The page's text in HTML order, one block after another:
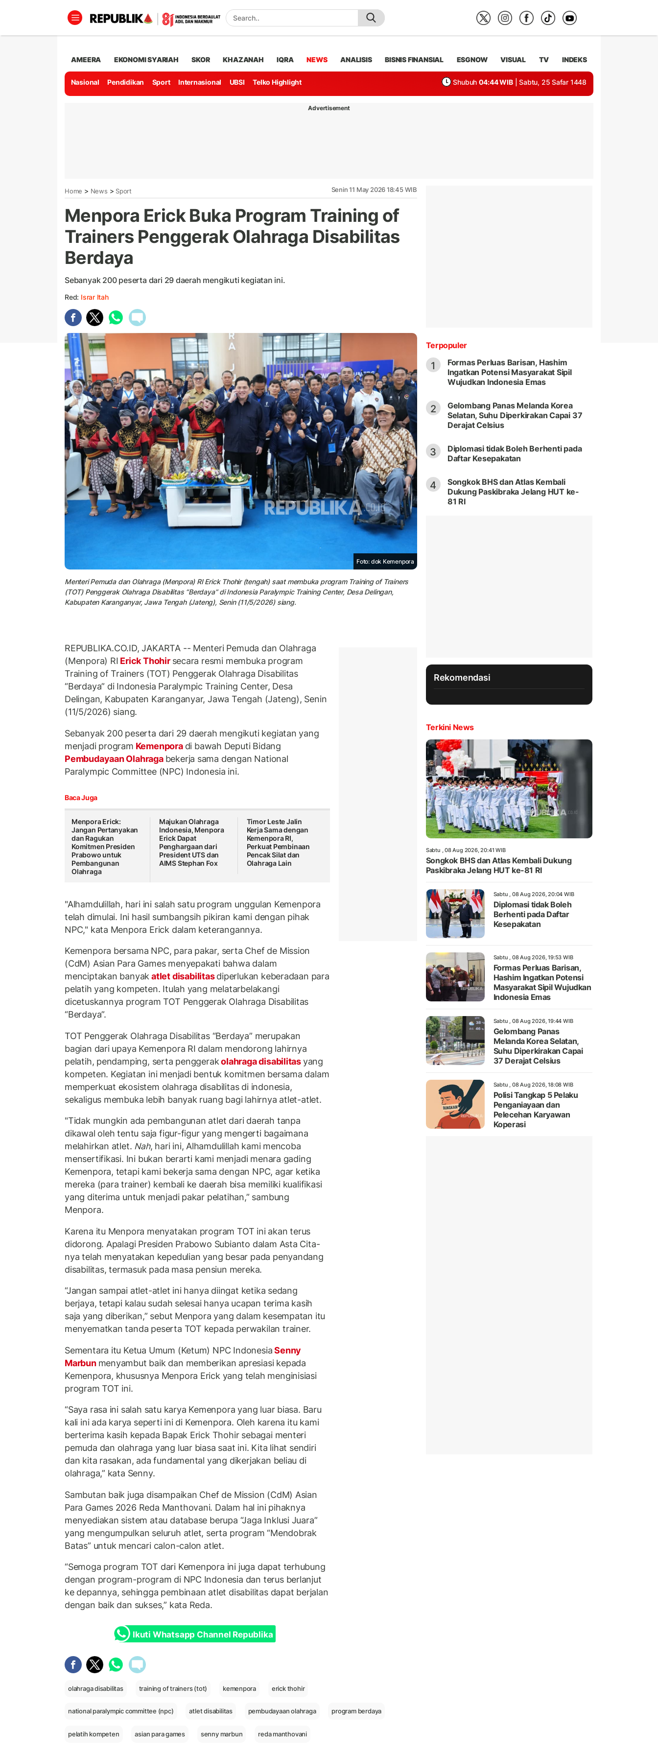
AMEERA EKONOMI SYARIAH SKOR KHAZANAH IQRA NEWS ANALISIS BISNIS FINANSIAL ESGNOW VISUAL TV INDEKS
Nasional Pendidikan Sport Internasional UBSI Telko Highlight Shubuh 04:44 WIB | Sabtu, 25 Safar 1448
Advertisement
Home > News > Sport Senin 11 May 2026 18:45 WIB
Menpora Erick Buka Program Training of
Trainers Penggerak Olahraga Disabilitas
Berdaya
Sebanyak 200 peserta dari 29 daerah mengikuti kegiatan ini.
Red: Israr Itah
Foto: dok Kemenpora
Menteri Pemuda dan Olahraga (Menpora) RI Erick Thohir (tengah) saat membuka program Training of Trainers
(TOT) Penggerak Olahraga Disabilitas “Berdaya” di Indonesia Paralympic Training Center, Desa Delingan,
Kabupaten Karanganyar, Jawa Tengah (Jateng), Senin (11/5/2026) siang.
REPUBLIKA.CO.ID, JAKARTA -- Menteri Pemuda dan Olahraga
(Menpora) RI Erick Thohir secara resmi membuka program
Training of Trainers (TOT) Penggerak Olahraga Disabilitas
“Berdaya” di Indonesia Paralympic Training Center, Desa
Delingan, Kabupaten Karanganyar, Jawa Tengah (Jateng), Senin
(11/5/2026) siang.
Sebanyak 200 peserta dari 29 daerah mengikuti kegiatan yang
menjadi program Kemenpora di bawah Deputi Bidang
Pembudayaan Olahraga bekerja sama dengan National
Paralympic Committee (NPC) Indonesia ini.
Baca Juga
Menpora Erick:
Jangan Pertanyakan
dan Ragukan
Komitmen Presiden
Prabowo untuk
Pembangunan
Olahraga
Majukan Olahraga
Indonesia, Menpora
Erick Dapat
Penghargaan dari
President UTS dan
AIMS Stephan Fox
Timor Leste Jalin
Kerja Sama dengan
Kemenpora RI,
Perkuat Pembinaan
Pencak Silat dan
Olahraga Lain
"Alhamdulillah, hari ini salah satu program unggulan Kemenpora
telah dimulai. Ini hasil sumbangsih pikiran kami dengan pihak
NPC," kata Menpora Erick dalam keterangannya.
Kemenpora bersama NPC, para pakar, serta Chef de Mission
(CdM) Asian Para Games menyepakati bahwa dalam
menciptakan banyak atlet disabilitasdiperlukan keberadaan para
pelatih yang kompeten. Itulah yang melatarbelakangi
dicetuskannya program TOT Penggerak Olahraga Disabilitas
“Berdaya”.
TOT Penggerak Olahraga Disabilitas “Berdaya” merupakan
bagian dari upaya Kemenpora RI dalam mendorong lahirnya
pelatih, pendamping, serta penggerakolahraga disabilitasyang
kompeten. Kegiatan ini menjadi bentuk komitmen bersama dalam
memperkuat ekosistem olahraga disabilitas di indonesia,
sekaligus membuka lebih banyak ruang bagi lahirnya atlet-atlet.
"Tidak mungkin ada pembangunan atlet dari daerah tanpa
dikawal oleh tentu saja figur-figur yang mengerti bagaimana
melahirkan atlet. Nah, hari ini, Alhamdulillah kami mencoba
mensertifikasi. Ini bukan berarti kami menjadi menara gading
Kemenpora, tetapi kami bekerja sama dengan NPC, agar ketika
mereka (para trainer) kembali ke daerah bisa memiliki kualifikasi
yang diterima untuk menjadi pakar pelatihan,” sambung
Menpora.
Karena itu Menpora menyatakan program TOT ini akan terus
didorong. Apalagi Presiden Prabowo Subianto dalam Asta Cita-
nya telah menyatakan kepedulian yang besar pada penyandang
disabilitas, termasuk pada masa pensiun mereka.
“Jangan sampai atlet-atlet ini hanya diingat ketika sedang
berjaya, tetapi kalau sudah selesai hanya ucapan terima kasih
saja yang diberikan,” sebut Menpora yang dalam kesempatan itu
menyematkan tanda peserta TOT kepada perwakilan trainer.
Sementara itu Ketua Umum (Ketum) NPC IndonesiaSenny
Marbun menyambut baik dan memberikan apresiasi kepada
Kemenpora, khususnya Menpora Erick yang telah menginisiasi
program TOT ini.
“Saya rasa ini salah satu karya Kemenpora yang luar biasa. Baru
kali ini ada karya seperti ini di Kemenpora. Oleh karena itu kami
berterima kasih kepada Bapak Erick Thohir sebagai menteri
pemuda dan olahraga yang luar biasa saat ini. Kita lihat sendiri
dan kita rasakan, ada fundamental yang dikerjakan beliau di
olahraga,” kata Senny.
Sambutan baik juga disampaikan Chef de Mission (CdM) Asian
Para Games 2026 Reda Manthovani. Dalam hal ini pihaknya
menyediakan sistem atau database berupa “Jaga Inklusi Juara”
yang mengumpulkan seluruh atlet, serta program “Mendobrak
Batas” untuk mencari calon-calon atlet.
“Semoga program TOT dari Kemenpora ini juga dapat terhubung
dengan program-program di NPC Indonesia dan terus berlanjut
ke depannya, sehingga pembinaan atlet disabilitas dapat berjalan
dengan baik dan sukses,” kata Reda.
Ikuti Whatsapp Channel Republika
olahraga disabilitas training of trainers (tot) kemenpora erick thohir
national paralympic committee (npc) atlet disabilitas pembudayaan olahraga program berdaya
pelatih kompeten asian para games senny marbun reda manthovani
Terpopuler
1
Formas Perluas Barisan, Hashim
Ingatkan Potensi Masyarakat Sipil
Wujudkan Indonesia Emas
2
Gelombang Panas Melanda Korea
Selatan, Suhu Diperkirakan Capai 37
Derajat Celsius
3
Diplomasi tidak Boleh Berhenti pada
Daftar Kesepakatan
4
Songkok BHS dan Atlas Kembali
Dukung Paskibraka Jelang HUT ke-
81 RI
Rekomendasi
Terkini News
Sabtu , 08 Aug 2026, 20:41 WIB
Songkok BHS dan Atlas Kembali Dukung
Paskibraka Jelang HUT ke-81 RI
Sabtu , 08 Aug 2026, 20:04 WIB
Diplomasi tidak Boleh
Berhenti pada Daftar
Kesepakatan
Sabtu , 08 Aug 2026, 19:53 WIB
Formas Perluas Barisan,
Hashim Ingatkan Potensi
Masyarakat Sipil Wujudkan
Indonesia Emas
Sabtu , 08 Aug 2026, 19:44 WIB
Gelombang Panas
Melanda Korea Selatan,
Suhu Diperkirakan Capai
37 Derajat Celsius
Sabtu , 08 Aug 2026, 18:08 WIB
Polisi Tangkap 5 Pelaku
Penganiayaan dan
Pelecehan Karyawan
Koperasi